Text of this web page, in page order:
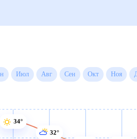
Июн Июл Авг Сен Окт
34°
32°